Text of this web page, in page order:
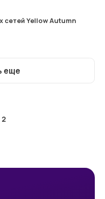
сетей Yellow Autumn
еще
2